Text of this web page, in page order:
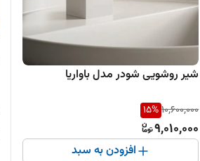
شیر روشویی شودر مدل باواریا
10,600,000
15%
9,010,000
افزودن به سبد